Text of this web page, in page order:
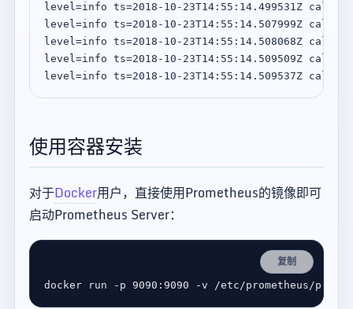
level=info ts=2018-10-23T14:55:14.499531Z
level=info ts=2018-10-23T14:55:14.507999Z
level=info ts=2018-10-23T14:55:14.508068Z
level=info ts=2018-10-23T14:55:14.509509Z
使用容器安装
对于Docker用户，直接使用Prometheus的镜像即可
启动Prometheus Server：
复制